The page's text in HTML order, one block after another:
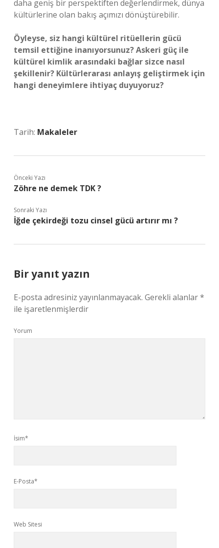
daha geniş bir perspektiften değerlendirmek, dünya
kültürlerine olan bakış açımızı dönüştürebilir.
Öyleyse, siz hangi kültürel ritüellerin gücü
temsil ettiğine inanıyorsunuz? Askeri güç ile
kültürel kimlik arasındaki bağlar sizce nasıl
şekillenir? Kültürlerarası anlayış geliştirmek için
hangi deneyimlere ihtiyaç duyuyoruz?
Tarih: Makaleler
Önceki Yazı
Zöhre ne demek TDK ?
Sonraki Yazı
İğde çekirdeği tozu cinsel gücü artırır mı ?
Bir yanıt yazın
E-posta adresiniz yayınlanmayacak. Gerekli alanlar*
ile işaretlenmişlerdir
Yorum
İsim*
E-Posta*
Web Sitesi